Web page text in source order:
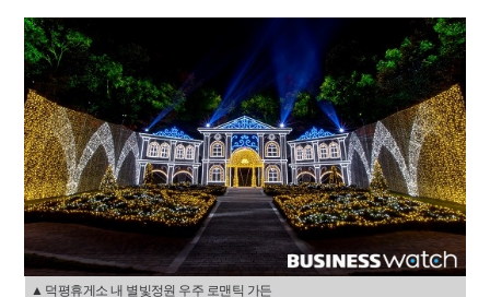
▲ 덕평휴게소 내 별빛정원 우주 로맨틱 가든